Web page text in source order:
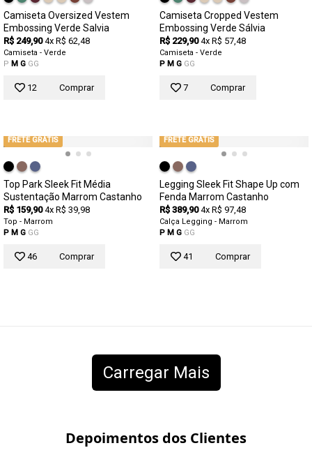
Camiseta Oversized Vestem
Embossing Verde Salvia
R$ 249,90 4x R$ 62,48
Camiseta - Verde
P M G GG
12 Comprar
Camiseta Cropped Vestem
Embossing Verde Sálvia
R$ 229,90 4x R$ 57,48
Camiseta - Verde
P M G GG
7 Comprar
FRETE GRÁTIS
Top Park Sleek Fit Média
Sustentação Marrom Castanho
R$ 159,90 4x R$ 39,98
Top - Marrom
P M G GG
46 Comprar
FRETE GRÁTIS
Legging Sleek Fit Shape Up com
Fenda Marrom Castanho
R$ 389,90 4x R$ 97,48
Calça Legging - Marrom
P M G GG
41 Comprar
Carregar Mais
Depoimentos dos Clientes